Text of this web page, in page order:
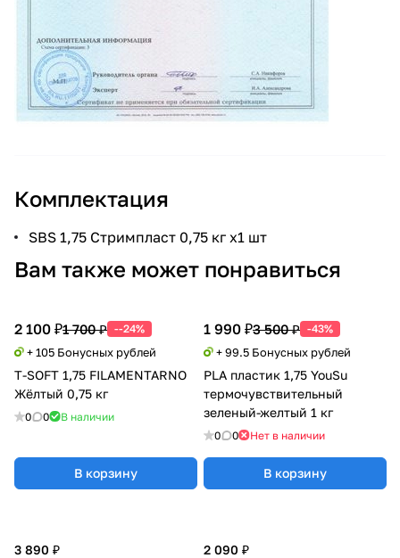
Комплектация
SBS 1,75 Стримпласт 0,75 кг x1 шт
Вам также может понравиться
2 100 ₽1 700 ₽ --24%
+ 105 Бонусных рублей
T-SOFT 1,75 FILAMENTARNO
Жёлтый 0,75 кг
0 0 В наличии
В корзину
1 990 ₽3 500 ₽ -43%
+ 99.5 Бонусных рублей
PLA пластик 1,75 YouSu
термочувствительный
зеленый-желтый 1 кг
0 0 Нет в наличии
В корзину
2 090 ₽
3 890 ₽